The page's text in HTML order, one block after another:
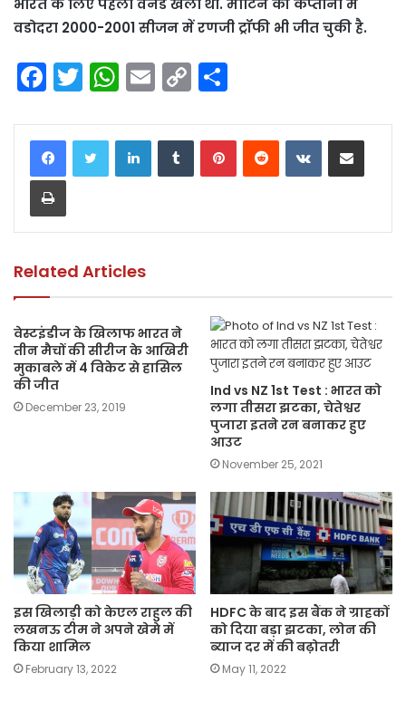
भारत के लिए पहला वनडे खेला था. मार्टिन की कप्तानी में
वडोदरा 2000-2001 सीजन में रणजी ट्रॉफी भी जीत चुकी है.
F
c
e
b
o
k
T
itt
er
W
a
ts
p
E
ai
l
C
p
y
n
ar
e
LinkedInTumblrPinterestReddit VKontakteShare via Email
Print
Related Articles
वेस्टइंडीज के खिलाफ भारत ने
तीन मैचों की सीरीज के आखिरी
मुकाबले में 4 विकेट से हासिल
की जीत
December 23, 2019
Ind vs NZ 1st Test : भारत को
लगा तीसरा झटका, चेतेश्वर
पुजारा इतने रन बनाकर हुए
आउट
November 25, 2021
इस खिलाड़ी को केएल राहुल की
लखनऊ टीम ने अपने खेमे में
किया शामिल
February 13, 2022
HDFC के बाद इस बैंक ने ग्राहकों
को दिया बड़ा झटका, लोन की
ब्‍याज दर में की बढ़ोतरी
May 11, 2022